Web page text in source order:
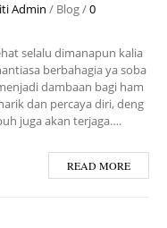
Admin / Blog/0
selalu dimanapun kalia
berbahagia ya soba
dambaan bagi ham
dan percaya diri, deng
juga akan terjaga….
READ MORE